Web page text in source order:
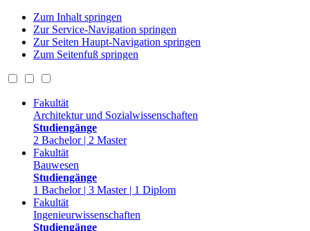
Zum Inhalt springen
Zur Service-Navigation springen
Zur Seiten Haupt-Navigation springen
Zum Seitenfuß springen
Fakultät
Architektur und Sozialwissenschaften
Studiengänge
2 Bachelor | 2 Master
Fakultät
Bauwesen
Studiengänge
1 Bachelor | 3 Master | 1 Diplom
Fakultät
Ingenieurwissenschaften
Studiengänge